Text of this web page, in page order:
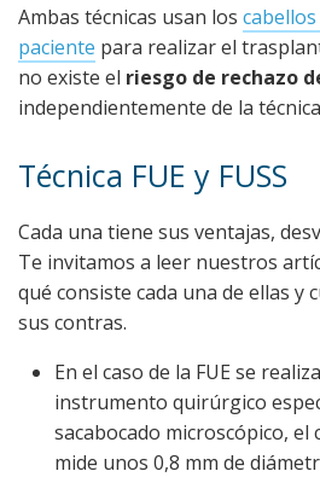
Ambas técnicas usan los
paciente para realizar el
no existe el riesgo de rechazo
independientemente de la
Técnica FUE y FUSS
Cada una tiene sus ventajas,
Te invitamos a leer nuestros
qué consiste cada una de ellas y
sus contras.
En el caso de la FUE se
instrumento quirúrgico
sacabocado microscópico,
mide unos 0,8 mm de